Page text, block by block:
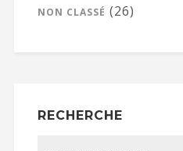
NON CLASSÉ (26)
RECHERCHE